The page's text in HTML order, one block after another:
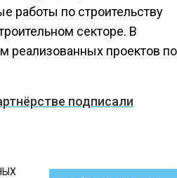
работы по строительству
секторе. В
реализованных проектов по
подписали